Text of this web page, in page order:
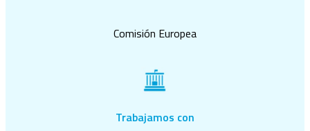
Comisión Europea
Trabajamos con